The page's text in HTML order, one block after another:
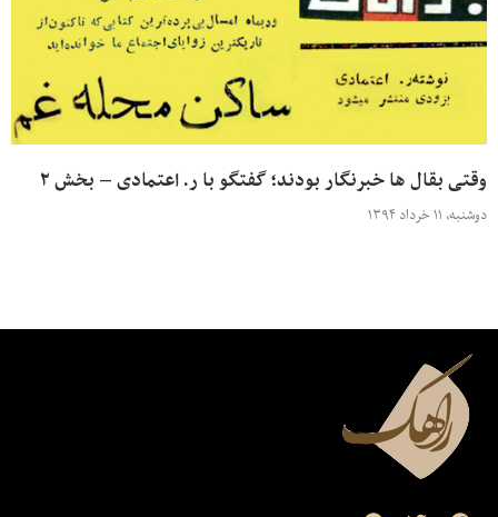
وقتی بقال ها خبرنگار بودند؛ گفتگو با ر. اعتمادی – بخش ۲
دوشنبه، ۱۱ خرداد ۱۳۹۴